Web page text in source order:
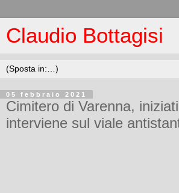
Claudio Bottagisi
05 febbraio 2021
Cimitero di Varenna,
interviene sul viale